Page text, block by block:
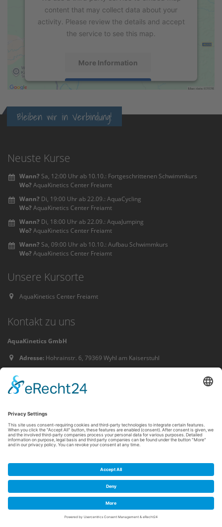
content that may collect data about your
activity. Please review the details and accept
the service to see this map.
More Information
powered byUsercentrics Consent
Management Platform&eRecht24
Bleiben wir in Verbindung!
Neuste Kurse
Wann? Sa, 12:00 Uhr ab 10.10.: Fortgeschrittenen Schwimmkurs
Wo?AquaKinetics Center Freiamt
Wann? Di, 19:00 Uhr ab 22.09.: AquaCycling
Wo?AquaKinetics Center Freiamt
Wann? Di, 18:00 Uhr ab 22.09.: AquaJumping
Wo?AquaKinetics Center Freiamt
Wann? Sa, 09:00 Uhr ab 10.10.: Aufbau Schwimmkurs
Wo?AquaKinetics Center Freiamt
Unsere Kursorte
AquaKinetics Center Freiamt
Kontakt zu uns
AquaKinetics GmbH
Adresse: Hohrainstr. 6, 79369 Wyhl am Kaiserstuhl
© 2021 AquaKinetics GmbH. Alle Rechte vorbehalten.
Datenschutz Impressum Kontakt